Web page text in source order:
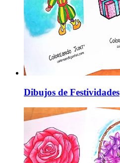
Dibujos de Festividades